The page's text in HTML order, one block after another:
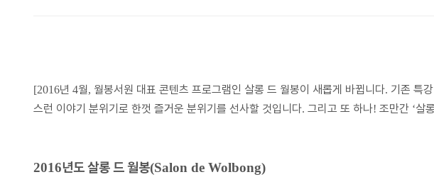
[2016년 4월, 월봉서원 대표 콘텐츠 프로그램인 살롱 드 월봉이 새롭게 바뀝니다. 기존 특
스런 이야기 분위기로 한껏 즐거운 분위기를 선사할 것입니다. 그리고 또 하나! 조만간 ‘살
2016년도 살롱 드 월봉(Salon de Wolbong)